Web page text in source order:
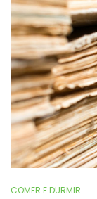
COMER E DURMIR